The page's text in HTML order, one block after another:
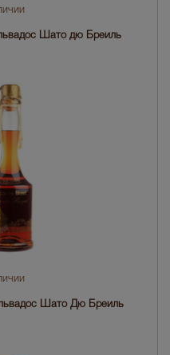
Шато дю Бреиль
Шато Дю Бреиль